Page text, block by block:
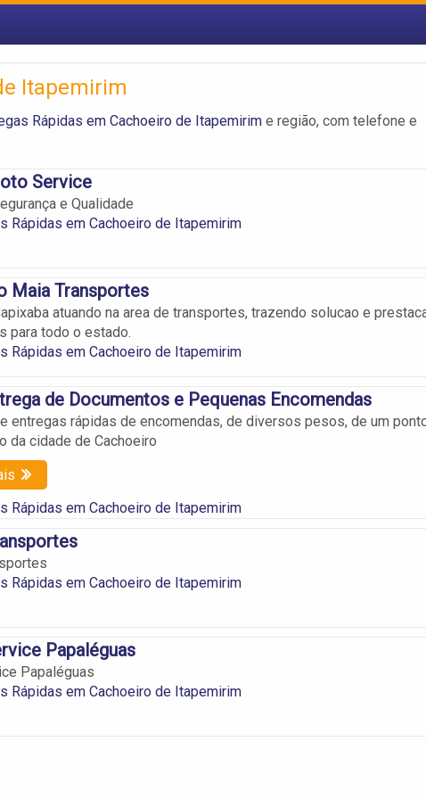
Itapemirim
Rápidas em Cachoeiro de Itapemirim e região, com telefone e
Service
e Qualidade
Rápidas em Cachoeiro de Itapemirim
Maia Transportes
atuando na area de transportes, trazendo solucao e
para todo o estado.
Rápidas em Cachoeiro de Itapemirim
de Documentos e Pequenas Encomendas
entregas rápidas de encomendas, de diversos pesos, de um
da cidade de Cachoeiro
Rápidas em Cachoeiro de Itapemirim
Rápidas em Cachoeiro de Itapemirim
Papaléguas
Papaléguas
Rápidas em Cachoeiro de Itapemirim